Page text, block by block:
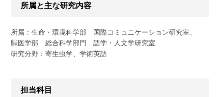
所属と主な研究内容
所属：生命・環境科学部 国際コミュニケーション研究室、
獣医学部 総合科学部門 語学・人文学研究室
研究分野：寄生虫学、学術英語
担当科目